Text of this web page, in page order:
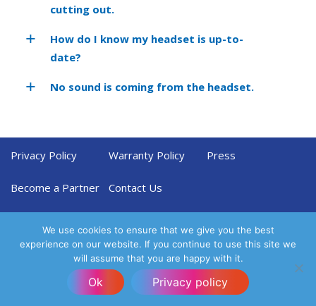
cutting out.
How do I know my headset is up-to-
date?
No sound is coming from the headset.
Privacy Policy Warranty Policy Press
Become a Partner Contact Us
UX UI Agency
We use cookies to ensure that we give you the best
experience on our website. If you continue to use this site we
will assume that you are happy with it.
Ok Privacy policy